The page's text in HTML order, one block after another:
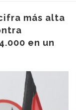
más alta
en un